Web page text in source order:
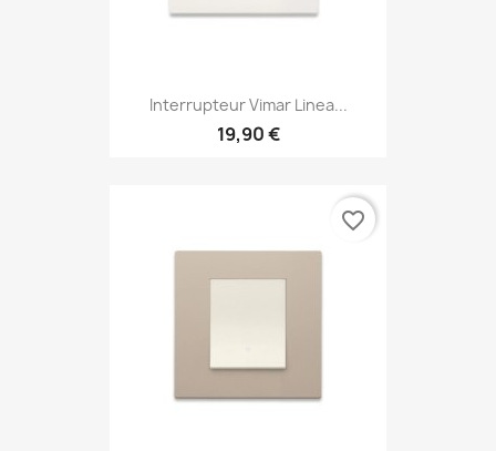
Interrupteur Vimar Linea...
19,90 €
favorite_border